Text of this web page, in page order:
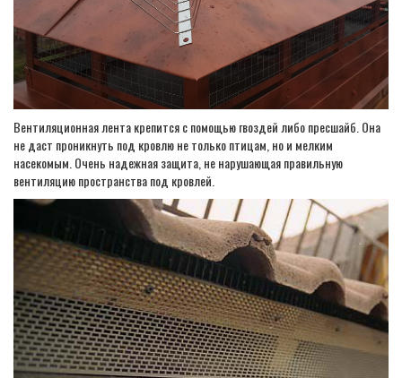
Вентиляционная лента крепится с помощью гвоздей либо пресшайб. Она
не даст проникнуть под кровлю не только птицам, но и мелким
насекомым. Очень надежная защита, не нарушающая правильную
вентиляцию пространства под кровлей.